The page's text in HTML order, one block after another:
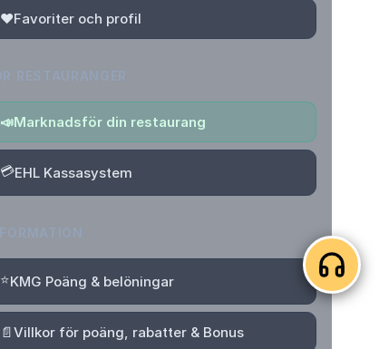
❤️Favoriter och profil
📣Marknadsför din restaurang
💳EHL Kassasystem
⭐KMG Poäng & belöningar
📄Villkor för poäng, rabatter & Bonus